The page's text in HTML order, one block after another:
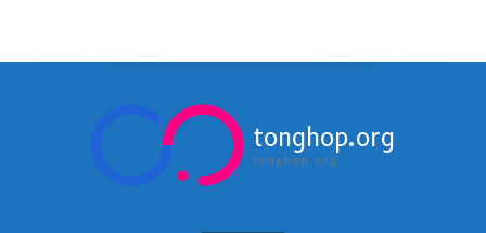
tonghop.org
tonghop.org